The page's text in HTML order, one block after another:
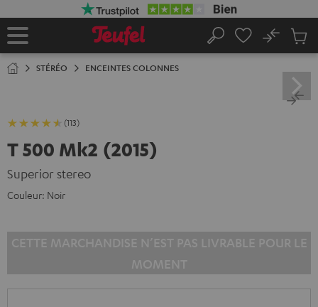
Page
Rechercher
No
panier
STÉRÉO ENCEINTES COLONNES
(113)
T 500 Mk2 (2015)
Superior stereo
Couleur: Noir